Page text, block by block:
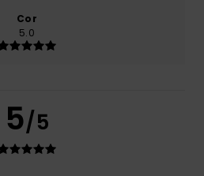
Cor
5.0
5/5